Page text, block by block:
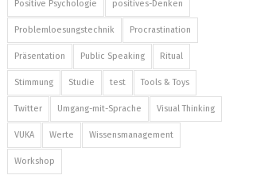
Positive Psychologie positives-Denken
Problemloesungstechnik Procrastination
Präsentation Public Speaking Ritual
Stimmung Studie test Tools & Toys
Twitter Umgang-mit-Sprache Visual Thinking
VUKA Werte Wissensmanagement
Workshop